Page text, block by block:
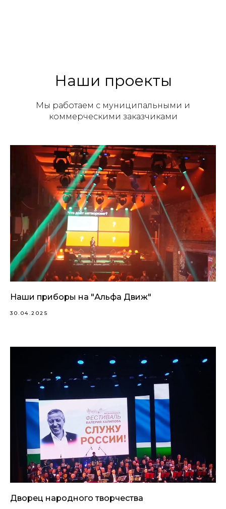
Наши проекты
Мы работаем с муниципальными и
коммерческими заказчиками
Наши приборы на "Альфа Движ"
30.04.2025
Дворец народного творчества